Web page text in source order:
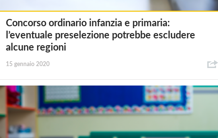
Concorso ordinario infanzia e primaria:
l’eventuale preselezione potrebbe escludere
alcune regioni
15 gennaio 2020